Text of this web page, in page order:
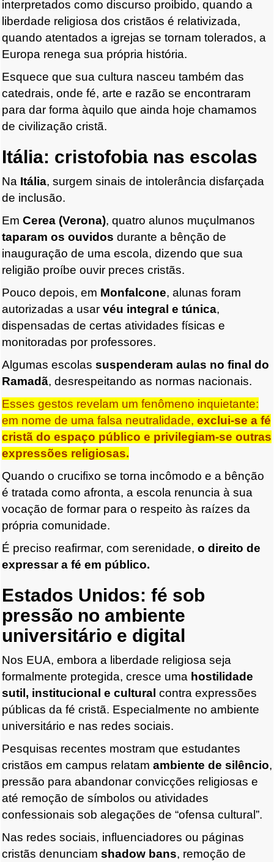
interpretados como discurso proibido, quando a
liberdade religiosa dos cristãos é relativizada,
quando atentados a igrejas se tornam tolerados, a
Europa renega sua própria história.
Esquece que sua cultura nasceu também das
catedrais, onde fé, arte e razão se encontraram
para dar forma àquilo que ainda hoje chamamos
de civilização cristã.
Itália: cristofobia nas escolas
Na Itália, surgem sinais de intolerância disfarçada
de inclusão.
Em Cerea (Verona), quatro alunos muçulmanos
taparam os ouvidos durante a bênção de
inauguração de uma escola, dizendo que sua
religião proíbe ouvir preces cristãs.
Pouco depois, em Monfalcone, alunas foram
autorizadas a usar véu integral e túnica,
dispensadas de certas atividades físicas e
monitoradas por professores.
Algumas escolas suspenderam aulas no final do
Ramadã, desrespeitando as normas nacionais.
Esses gestos revelam um fenômeno inquietante:
em nome de uma falsa neutralidade, exclui-se a fé
cristã do espaço público e privilegiam-se outras
expressões religiosas.
Quando o crucifixo se torna incômodo e a bênção
é tratada como afronta, a escola renuncia à sua
vocação de formar para o respeito às raízes da
própria comunidade.
É preciso reafirmar, com serenidade, o direito de
expressar a fé em público.
Estados Unidos: fé sob
pressão no ambiente
universitário e digital
Nos EUA, embora a liberdade religiosa seja
formalmente protegida, cresce uma hostilidade
sutil, institucional e cultural contra expressões
públicas da fé cristã. Especialmente no ambiente
universitário e nas redes sociais.
Pesquisas recentes mostram que estudantes
cristãos em campus relatam ambiente de silêncio,
pressão para abandonar convicções religiosas e
até remoção de símbolos ou atividades
confessionais sob alegações de “ofensa cultural”.
Nas redes sociais, influenciadores ou páginas
cristãs denunciam shadow bans, remoção de